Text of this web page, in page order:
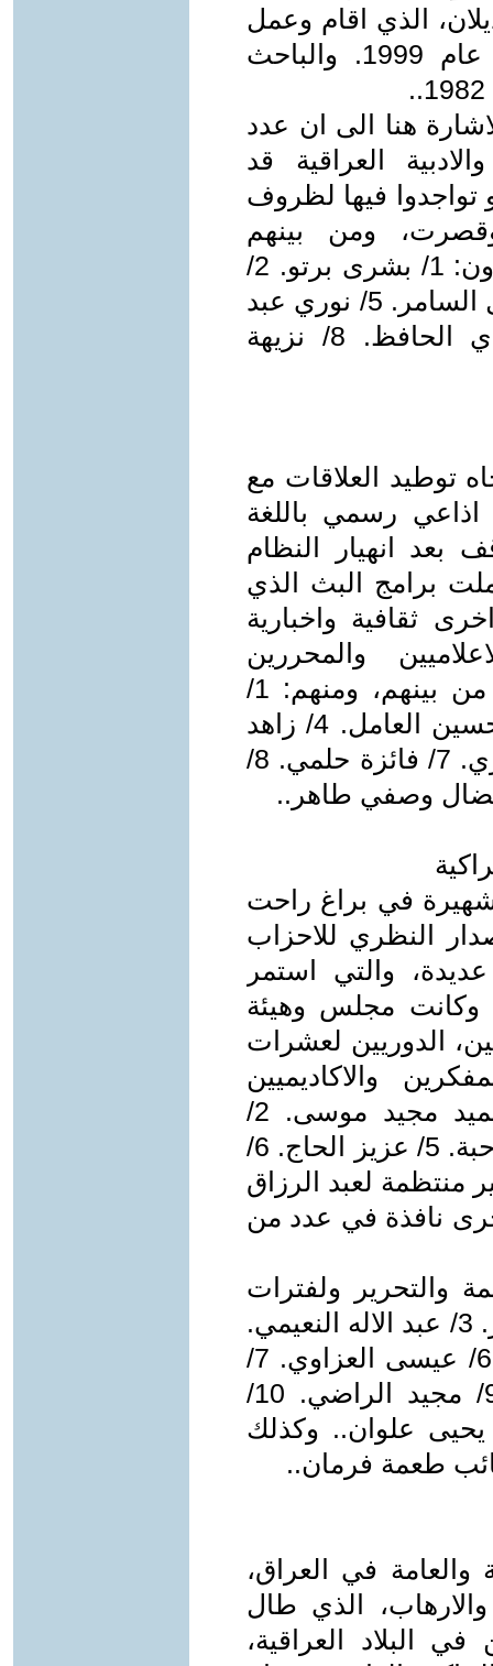
الذي اقام وعمل
في براغ لنحو عقدين وحتى وفاته عام 1999. والباحث
هنا الى ان عدد
العراقية قد
تواجدوا فيها لظروف
ومن بينهم
المثقفون والمبدعون الراحلون النافذون: 1/ بشرى برتو. 2/
صلاح خالص. 3 / ذنون ايوب. 4/ فيصل السامر. 5/ نوري عبد
الرزاق. 6/ مجيد الونداوي. 7/ مهدي الحافظ. 8/ نزيهة
توطيد العلاقات مع
اذاعي رسمي باللغة
بعد انهيار النظام
السابق عام 1989. وشملت برامج البث الذي
ثقافية واخبارية
والمحررين
والمترجمين العراقيين الحصة الاكبر من بينهم، ومنهم: 1/
احمد كريم. 2/ أناهيد بوغوصيان. 3/ حسين العامل. 4/ زاهد
محمد. 5/ صادق الصايغ. 6/عادل مصري. 7/ فائزة حلمي. 8/
في براغ راحت
النظري للاحزاب
عديدة، والتي استمر
من اربعة عقود، ولغاية 1990. وكانت مجلس وهيئة
الدوريين لعشرات
والاكاديميين
والمنظرين، ومنهم العراقيون: 1/ حميد مجيد موسى. 2/
رحيم عجينة. 3/ زكي خيرى. 4/ عادل حبة. 5/ عزيز الحاج. 6/
لعبد الرزاق
نافذة في عدد من
والتحرير ولفترات
متفاوتة: 1/ خالد السلام. 2/ زكي خضر. 3/ عبد الاله النعيمي.
4/ عدنان الاعسم . 5/ عزيز سباهي. 6/ عيسى العزاوي. 7/
غانم حمدون. 8/ فالح عبد الجبار. 9/ مجيد الراضي. 10/
عبود. 11/ نزار ناجي. 12/ يحيى علوان.. وكذلك
طعمة فرمان..
والعامة في العراق،
العسف والارهاب، الذي طال
البلاد العراقية،